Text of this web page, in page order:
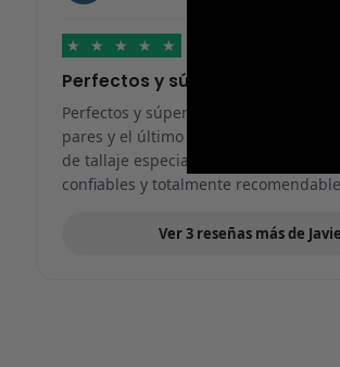
★ ★ ★ ★ ★
Perfectos y súper serios y
Perfectos y súper serios y atentos. He
pares y el último que acaba de llegar,
de tallaje especial pagadas por
confiables y totalmente
Ver 3 reseñas más de